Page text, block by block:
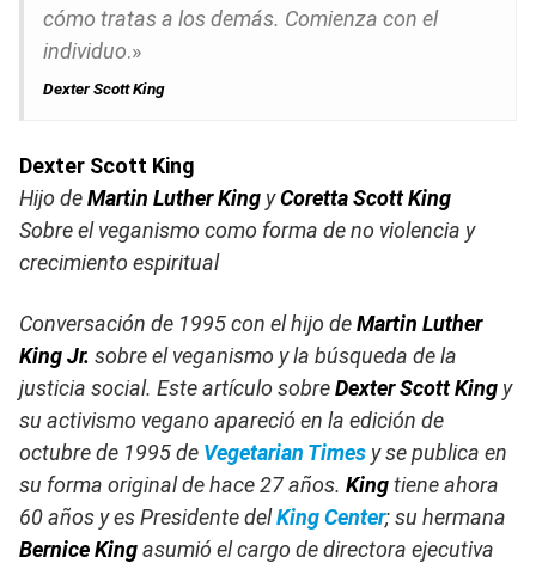
cómo tratas a los demás. Comienza con el
individuo.»
Dexter Scott King
Dexter Scott King
Hijo deMartin Luther King yCoretta Scott King
Sobre el veganismo como forma de no violencia y
crecimiento espiritual
Conversación de 1995 con el hijo deMartin Luther
King Jr. sobre el veganismo y la búsqueda de la
justicia social. Este artículo sobreDexter Scott King y
su activismo vegano apareció en la edición de
octubre de 1995 de Vegetarian Times y se publica en
su forma original de hace 27 años. Kingtiene ahora
60 años y es Presidente delKing Center; su hermana
Bernice Kingasumió el cargo de directora ejecutiva